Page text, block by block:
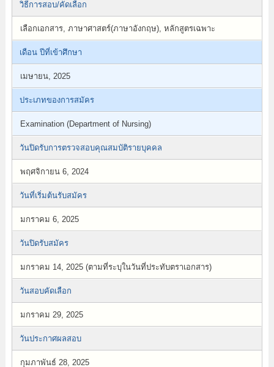
วิธีการสอบ/คัดเลือก
เลือกเอกสาร, ภาษาศาสตร์(ภาษาอังกฤษ), หลักสูตรเฉพาะ
เดือน ปีที่เข้าศึกษา
เมษายน, 2025
ประเภทของการสมัคร
Examination (Department of Nursing)
วันปิดรับการตรวจสอบคุณสมบัติรายบุคคล
พฤศจิกายน 6, 2024
วันที่เริ่มต้นรับสมัคร
มกราคม 6, 2025
วันปิดรับสมัคร
มกราคม 14, 2025 (ตามที่ระบุในวันที่ประทับตราเอกสาร)
วันสอบคัดเลือก
มกราคม 29, 2025
วันประกาศผลสอบ
กุมภาพันธ์ 28, 2025